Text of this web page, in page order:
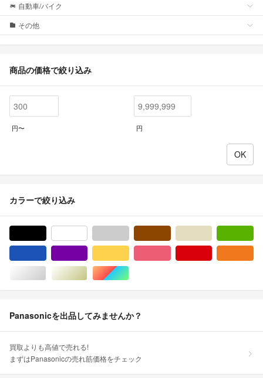
自動車/バイク
その他
商品の価格で絞り込み
円〜 円
カラーで絞り込み
シルバー/銀色系ゴールド/金色系マルチカラー
Panasonicを出品してみませんか？
買取よりも高値で売れる!
まずはPanasonicの売れ筋価格をチェック